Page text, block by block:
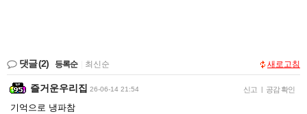
댓글(2) 등록순 최신순 새로고침
즐거운우리집 26-06-14 21:54 신고 | 공감 확인
기억으로 냉파참